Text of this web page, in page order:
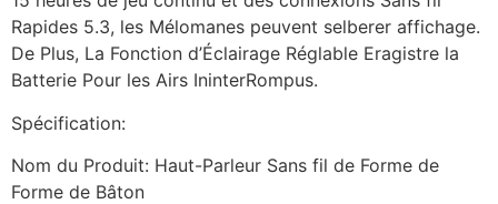
Rapides 5.3, les Mélomanes peuvent selberer affichage.
De Plus, La Fonction d’Éclairage Réglable Eragistre la
Batterie Pour les Airs IninterRompus.
Spécification:
Nom du Produit: Haut-Parleur Sans fil de Forme de
Forme de Bâton